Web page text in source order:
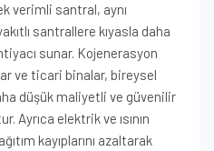
verimli santral, aynı
santrallere kıyasla daha
sunar. Kojenerasyon
ve ticari binalar, bireysel
düşük maliyetli ve güvenilir
Ayrıca elektrik ve ısının
kayıplarını azaltarak